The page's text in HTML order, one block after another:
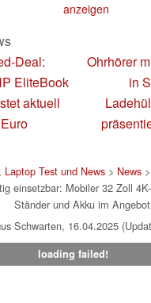
anzeigen
Deal:
EliteBook
aktuell
Ohrhörer
in
Laptop Test und News> News>
einsetzbar: Mobiler 32 Zoll
Ständer und Akku im Angebot
Schwarten, 16.04.2025
loading failed!